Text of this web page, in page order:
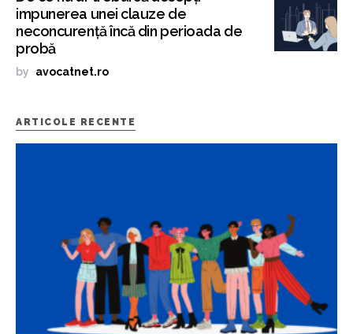
impunerea unei clauze de
neconcurență încă din perioada de
probă
by avocatnet.ro
ARTICOLE RECENTE